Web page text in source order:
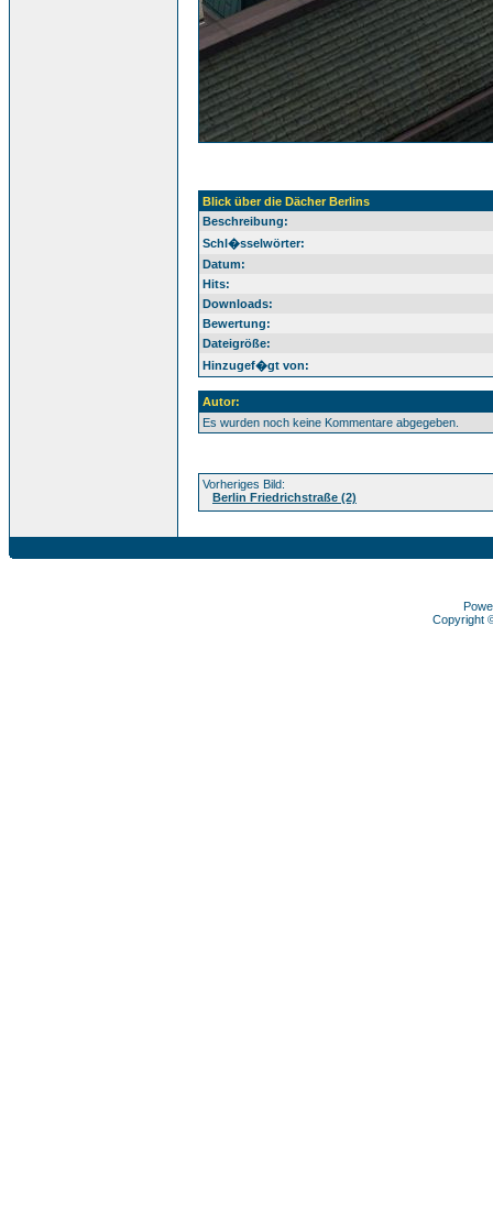
Blick über die Dächer Berlins
Beschreibung:
Schl�sselwörter:
Datum:
Hits:
Downloads:
Bewertung:
Dateigröße:
Hinzugef�gt von:
Autor:
Es wurden noch keine Kommentare abgegeben.
Vorheriges Bild:
Berlin Friedrichstraße (2)
Copyright